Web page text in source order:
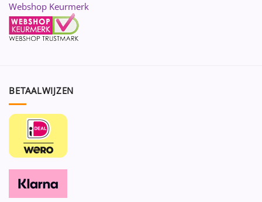
Webshop Keurmerk
BETAALWIJZEN